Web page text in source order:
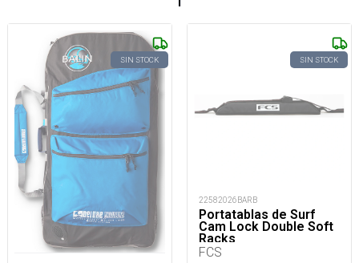
SIN STOCK SIN STOCK
22582026BARB
Portatablas de Surf
Cam Lock Double Soft
Racks
FCS